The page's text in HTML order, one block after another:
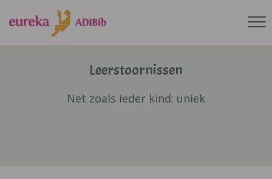
Leerstoornissen
Net zoals ieder kind: uniek